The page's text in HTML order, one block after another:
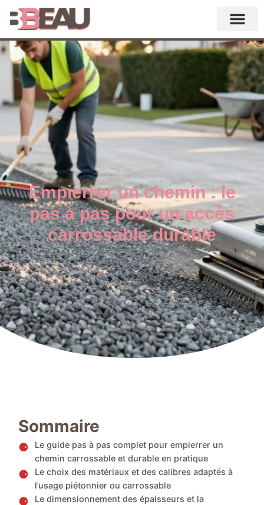
Empierrer un chemin : le
pas à pas pour un accès
carrossable durable
Sommaire
Le guide pas à pas complet pour empierrer un
chemin carrossable et durable en pratique
Le choix des matériaux et des calibres adaptés à
l’usage piétonnier ou carrossable
Le dimensionnement des épaisseurs et la